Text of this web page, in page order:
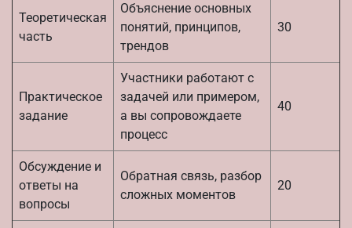
Теоретическая
часть
Объяснение основных
понятий, принципов,
трендов
30
Практическое
задание
Участники работают с
задачей или примером,
а вы сопровождаете
процесс
40
Обсуждение и
ответы на
вопросы
Обратная связь, разбор
сложных моментов
20